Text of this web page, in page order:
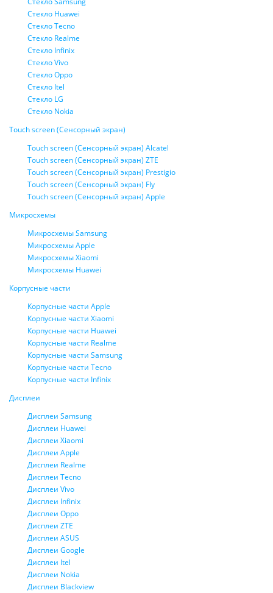
Стекло Huawei
Стекло Tecno
Стекло Realme
Стекло Infinix
Стекло Vivo
Стекло Oppo
Стекло Itel
Стекло LG
Стекло Nokia
Touch screen (Сенсорный экран)
Touch screen (Сенсорный экран) Alcatel
Touch screen (Сенсорный экран) ZTE
Touch screen (Сенсорный экран) Prestigio
Touch screen (Сенсорный экран) Fly
Touch screen (Сенсорный экран) Apple
Микросхемы
Микросхемы Samsung
Микросхемы Apple
Микросхемы Xiaomi
Микросхемы Huawei
Корпусные части
Корпусные части Apple
Корпусные части Xiaomi
Корпусные части Huawei
Корпусные части Realme
Корпусные части Samsung
Корпусные части Tecno
Корпусные части Infinix
Дисплеи
Дисплеи Samsung
Дисплеи Huawei
Дисплеи Xiaomi
Дисплеи Apple
Дисплеи Realme
Дисплеи Tecno
Дисплеи Vivo
Дисплеи Infinix
Дисплеи Oppo
Дисплеи ZTE
Дисплеи ASUS
Дисплеи Google
Дисплеи Itel
Дисплеи Nokia
Дисплеи Blackview